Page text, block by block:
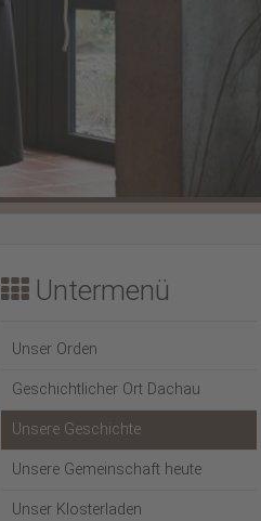
Untermenü
Unser Orden
Geschichtlicher Ort Dachau
Unsere Geschichte
Unsere Gemeinschaft heute
Unser Klosterladen